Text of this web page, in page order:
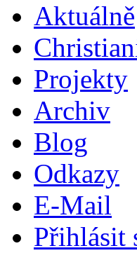
Aktuálně
Projekty
Archiv
Blog
Odkazy
E-Mail
Přihlásit